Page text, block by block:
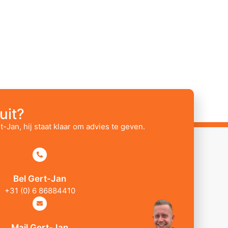
Jan, hij staat klaar om advies te geven.
Bel Gert-Jan
+31 (0) 6 86884410